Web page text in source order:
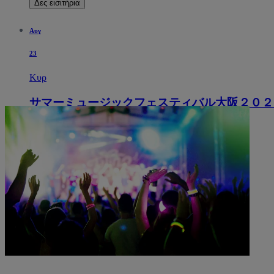
Δες εισιτήρια
Αυγ
23
Κυρ
サマーミュージックフェスティバル大阪２０
Osaka, ΙαπωνίαIzumi Hall
Izumi Hall